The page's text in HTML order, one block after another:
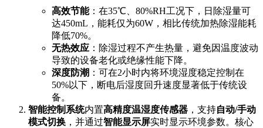
高效节能：在35℃、80%RH工况下，日除湿量可
达450mL，能耗仅为60W，相比传统加热除湿能耗
降低70%。
无热效应 ：除湿过程不产生热量，避免因温度波动
导致的设备老化或绝缘性能下降。
深度防潮 ：可在2小时内将环境湿度稳定控制在
50%以下，断电后湿度回升速度显著低于传统设
备。
智能控制系统内置高精度温湿度传感器 ，支持自动/手动
模式切换 ，并通过智能显示屏实时显示环境参数。核心